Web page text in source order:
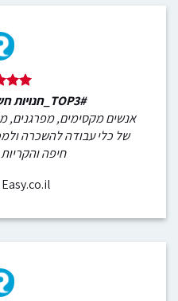
#TOP3_חנויות חשמל ואלקטרוניקה
אנשים מקסימים, מפרגנים,
של כלי עבודה להשכרה
חיפה
Easy.co.il